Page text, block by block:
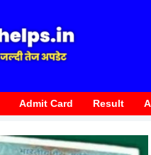
Admit Card Result